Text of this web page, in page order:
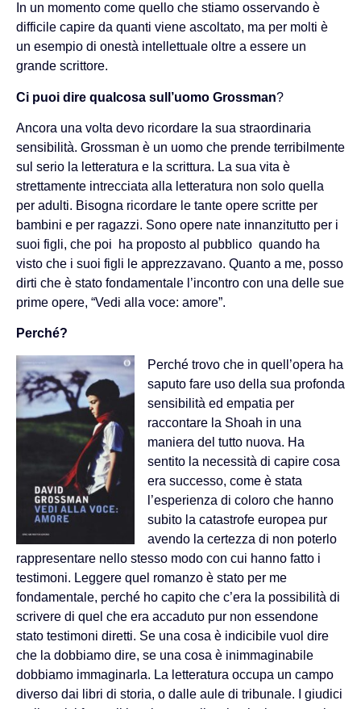
In un momento come quello che stiamo osservando è
difficile capire da quanti viene ascoltato, ma per molti è
un esempio di onestà intellettuale oltre a essere un
grande scrittore.
Ci puoi dire qualcosa sull’uomo Grossman?
Ancora una volta devo ricordare la sua straordinaria
sensibilità. Grossman è un uomo che prende terribilmente
sul serio la letteratura e la scrittura. La sua vita è
strettamente intrecciata alla letteratura non solo quella
per adulti. Bisogna ricordare le tante opere scritte per
bambini e per ragazzi. Sono opere nate innanzitutto per i
suoi figli, che poi ha proposto al pubblico quando ha
visto che i suoi figli le apprezzavano. Quanto a me, posso
dirti che è stato fondamentale l’incontro con una delle sue
prime opere, “Vedi alla voce: amore”.
Perché?
Perché trovo che in quell’opera ha
saputo fare uso della sua profonda
sensibilità ed empatia per
raccontare la Shoah in una
maniera del tutto nuova. Ha
sentito la necessità di capire cosa
era successo, come è stata
l’esperienza di coloro che hanno
subito la catastrofe europea pur
avendo la certezza di non poterlo
rappresentare nello stesso modo con cui hanno fatto i
testimoni. Leggere quel romanzo è stato per me
fondamentale, perché ho capito che c’era la possibilità di
scrivere di quel che era accaduto pur non essendone
stato testimoni diretti. Se una cosa è indicibile vuol dire
che la dobbiamo dire, se una cosa è inimmaginabile
dobbiamo immaginarla. La letteratura occupa un campo
diverso dai libri di storia, o dalle aule di tribunale. I giudici